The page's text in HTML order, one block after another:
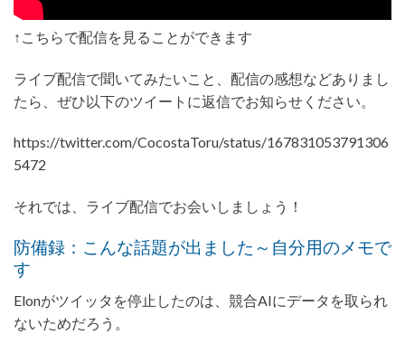
↑こちらで配信を見ることができます
ライブ配信で聞いてみたいこと、配信の感想などありまし
たら、ぜひ以下のツイートに返信でお知らせください。
https://twitter.com/CocostaToru/status/167831053791306
5472
それでは、ライブ配信でお会いしましょう！
防備録：こんな話題が出ました～自分用のメモで
す
Elonがツイッタを停止したのは、競合AIにデータを取られ
ないためだろう。